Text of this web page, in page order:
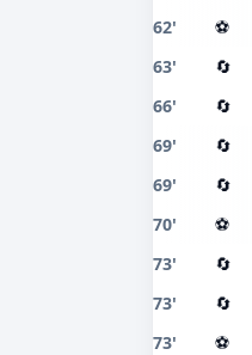
62' ⚽
63' 🔄
66' 🔄
69' 🔄
69' 🔄
70' ⚽
73' 🔄
73' 🔄
73' ⚽